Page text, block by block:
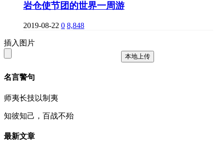
岩仓使节团的世界一周游
2019-08-22 0 8,848
插入图片
本地上传
名言警句
师夷长技以制夷
知彼知己，百战不殆
最新文章